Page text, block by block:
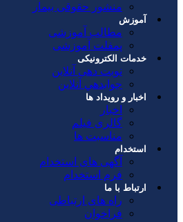
منشور حقوقی بیمار
آموزش
مطالب آموزشی
پمفلت آموزشی
خدمات الکترونیکی
نوبت دهی آنلاین
جوابدهي آنلاين
اخبار و رویداد ها
اخبار
گالری فیلم
مناسبت ها
استخدام
آگهی های استخدام
فرم استخدام
ارتباط با ما
راه های ارتباطی
فراخوان